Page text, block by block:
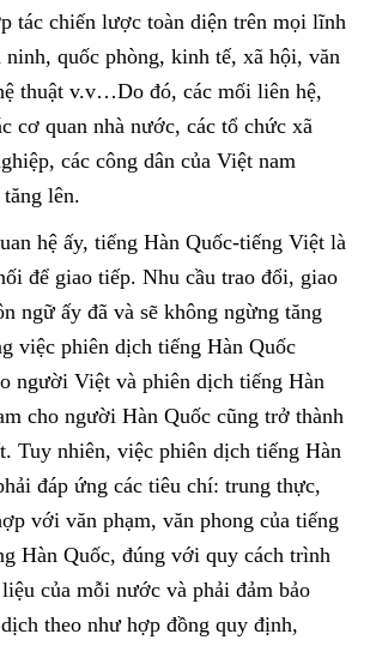
tác chiến lược toàn diện trên mọi lĩnh
quốc phòng, kinh tế, xã hội, văn
thuật v.v…Do đó, các mối liên hệ,
cơ quan nhà nước, các tổ chức xã
các công dân của Việt nam
lên.
hệ ấy, tiếng Hàn Quốc-tiếng Việt là
để giao tiếp. Nhu cầu trao đổi, giao
ngữ ấy đã và sẽ không ngừng tăng
việc phiên dịch tiếng Hàn Quốc
người Việt và phiên dịch tiếng Hàn
cho người Hàn Quốc cũng trở thành
Tuy nhiên, việc phiên dịch tiếng Hàn
đáp ứng các tiêu chí: trung thực,
với văn phạm, văn phong của tiếng
Hàn Quốc, đúng với quy cách trình
của mỗi nước và phải đảm bảo
theo như hợp đồng quy định,